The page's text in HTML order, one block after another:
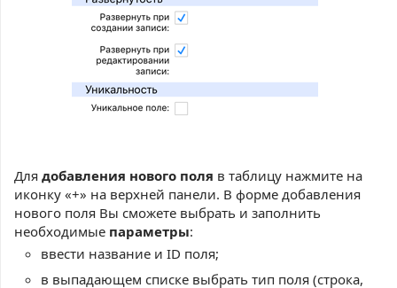
Для добавления нового поля в таблицу нажмите на
иконку «+» на верхней панели. В форме добавления
нового поля Вы сможете выбрать и заполнить
необходимые параметры:
ввести название и ID поля;
в выпадающем списке выбрать тип поля (строка,